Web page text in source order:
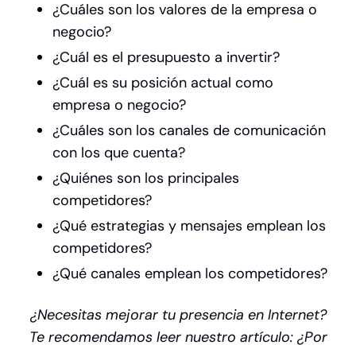
¿Cuáles son los valores de la empresa o
negocio?
¿Cuál es el presupuesto a invertir?
¿Cuál es su posición actual como
empresa o negocio?
¿Cuáles son los canales de comunicación
con los que cuenta?
¿Quiénes son los principales
competidores?
¿Qué estrategias y mensajes emplean los
competidores?
¿Qué canales emplean los competidores?
¿Necesitas mejorar tu presencia en Internet?
Te recomendamos leer nuestro artículo: ¿Por